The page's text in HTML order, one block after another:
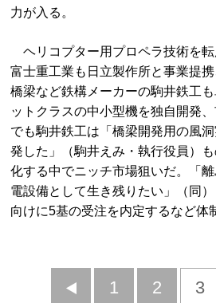
力が入る。
ヘリコプター用プロペラ技術を
富士重工業も日立製作所と事業提携
橋梁など鉄構メーカーの駒井鉄工
ットクラスの中小型機を独自開発
でも駒井鉄工は「橋梁開発用の風
発した」（駒井えみ・執行役員）
化する中でニッチ市場狙いだ。「
電設備として生き残りたい」（同
向けに5基の受注を内定するなど体
前
1 2 3